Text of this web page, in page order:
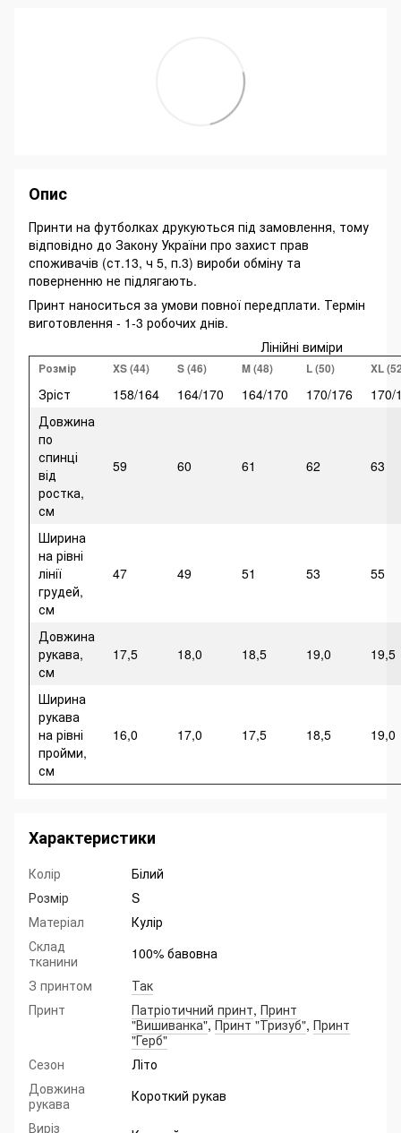
Опис
Принти на футболках друкуються під замовлення, тому
відповідно до Закону України про захист прав
споживачів (ст.13, ч 5, п.3) вироби обміну та
поверненню не підлягають.
Принт наноситься за умови повної передплати. Термін
виготовлення - 1-3 робочих днів.
Лінійні виміри
Розмір XS (44) S (46) M (48) L (50) XL
Зріст 158/164 164/170 164/170 170/176
170/
Довжина
по
спинці
від
ростка,
см
59 60 61 62 63
Ширина
на рівні
лінії
грудей,
см
47 49 51 53 55
Довжина
рукава,
см
17,5 18,0 18,5 19,0 19,5
Ширина
рукава
на рівні
пройми,
см
16,0 17,0 17,5 18,5 19,0
Характеристики
Колір
Білий
Розмір
S
Матеріал
Кулір
Склад
тканини
100% бавовна
З принтом
Так
Принт
Патріотичний принт, Принт
"Вишиванка",Принт "Тризуб", Принт
"Герб"
Сезон
Літо
Довжина
рукава
Короткий рукав
Виріз